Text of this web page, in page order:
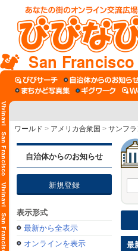
San Francisco
ワールド > アメリカ合衆国 > サンフラ
自治体からのお知らせ
新規登録
表示形式
最新から全表示
オンラインを表示
最